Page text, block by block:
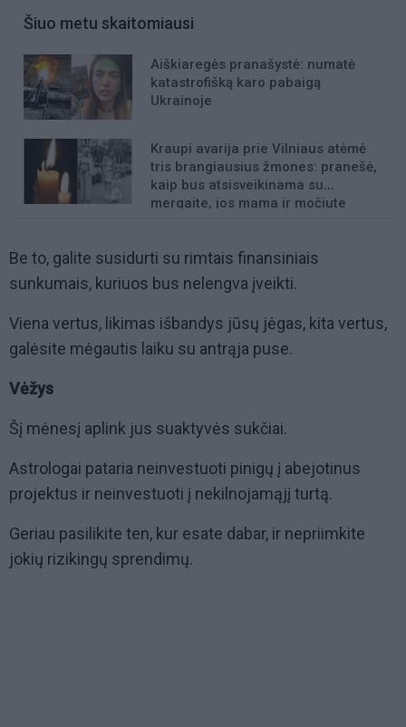
Šiuo metu skaitomiausi
Aiškiaregės pranašystė: numatė
katastrofišką karo pabaigą
Ukrainoje
Kraupi avarija prie Vilniaus atėmė
tris brangiausius žmones: pranešė,
kaip bus atsisveikinama su
mergaite, jos mama ir močiute
Be to, galite susidurti su rimtais finansiniais
sunkumais, kuriuos bus nelengva įveikti.
Viena vertus, likimas išbandys jūsų jėgas, kita vertus,
galėsite mėgautis laiku su antrąja puse.
Vėžys
Šį mėnesį aplink jus suaktyvės sukčiai.
Astrologai pataria neinvestuoti pinigų į abejotinus
projektus ir neinvestuoti į nekilnojamąjį turtą.
Geriau pasilikite ten, kur esate dabar, ir nepriimkite
jokių rizikingų sprendimų.